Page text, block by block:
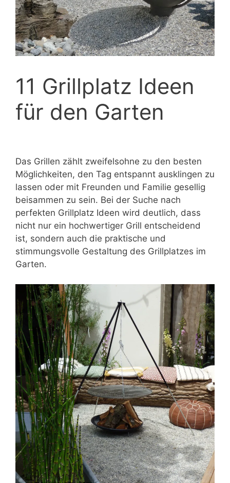
11 Grillplatz Ideen
für den Garten
Das Grillen zählt zweifelsohne zu den besten
Möglichkeiten, den Tag entspannt ausklingen zu
lassen oder mit Freunden und Familie gesellig
beisammen zu sein. Bei der Suche nach
perfekten Grillplatz Ideen wird deutlich, dass
nicht nur ein hochwertiger Grill entscheidend
ist, sondern auch die praktische und
stimmungsvolle Gestaltung des Grillplatzes im
Garten.